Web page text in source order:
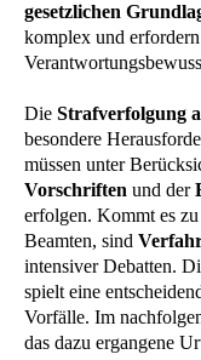
gesetzlichen
komplex und
Die Strafverfolgung
besondere
müssen unter
Vorschriften und der
erfolgen. Kommt es
Beamten, sind
intensiver Debatten.
spielt eine
Vorfälle. Im
das dazu ergangene